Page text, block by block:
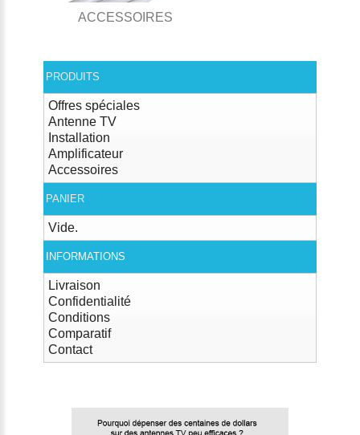
ACCESSOIRES
PRODUITS
Offres spéciales
Antenne TV
Installation
Amplificateur
Accessoires
PANIER
Vide.
INFORMATIONS
Livraison
Confidentialité
Conditions
Comparatif
Contact